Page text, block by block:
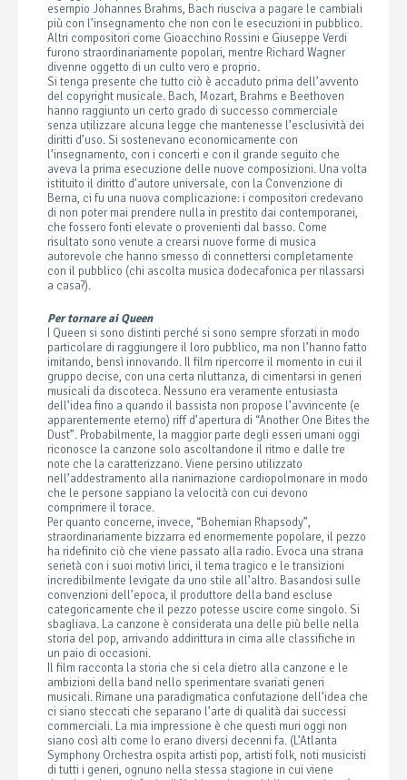
esempio Johannes Brahms, Bach riusciva a pagare le cambiali
più con l’insegnamento che non con le esecuzioni in pubblico.
Altri compositori come Gioacchino Rossini e Giuseppe Verdi
furono straordinariamente popolari, mentre Richard Wagner
divenne oggetto di un culto vero e proprio.
Si tenga presente che tutto ciò è accaduto prima dell’avvento
del copyright musicale. Bach, Mozart, Brahms e Beethoven
hanno raggiunto un certo grado di successo commerciale
senza utilizzare alcuna legge che mantenesse l’esclusività dei
diritti d’uso. Si sostenevano economicamente con
l’insegnamento, con i concerti e con il grande seguito che
aveva la prima esecuzione delle nuove composizioni. Una volta
istituito il diritto d’autore universale, con la Convenzione di
Berna, ci fu una nuova complicazione: i compositori credevano
di non poter mai prendere nulla in prestito dai contemporanei,
che fossero fonti elevate o provenienti dal basso. Come
risultato sono venute a crearsi nuove forme di musica
autorevole che hanno smesso di connettersi completamente
con il pubblico (chi ascolta musica dodecafonica per rilassarsi
a casa?).
Per tornare ai Queen
I Queen si sono distinti perché si sono sempre sforzati in modo
particolare di raggiungere il loro pubblico, ma non l’hanno fatto
imitando, bensì innovando. Il film ripercorre il momento in cui il
gruppo decise, con una certa riluttanza, di cimentarsi in generi
musicali da discoteca. Nessuno era veramente entusiasta
dell’idea fino a quando il bassista non propose l’avvincente (e
apparentemente eterno) riff d’apertura di “Another One Bites the
Dust”. Probabilmente, la maggior parte degli esseri umani oggi
riconosce la canzone solo ascoltandone il ritmo e dalle tre
note che la caratterizzano. Viene persino utilizzato
nell’addestramento alla rianimazione cardiopolmonare in modo
che le persone sappiano la velocità con cui devono
comprimere il torace.
Per quanto concerne, invece, “Bohemian Rhapsody”,
straordinariamente bizzarra ed enormemente popolare, il pezzo
ha ridefinito ciò che viene passato alla radio. Evoca una strana
serietà con i suoi motivi lirici, il tema tragico e le transizioni
incredibilmente levigate da uno stile all’altro. Basandosi sulle
convenzioni dell’epoca, il produttore della band escluse
categoricamente che il pezzo potesse uscire come singolo. Si
sbagliava. La canzone è considerata una delle più belle nella
storia del pop, arrivando addirittura in cima alle classifiche in
un paio di occasioni.
Il film racconta la storia che si cela dietro alla canzone e le
ambizioni della band nello sperimentare svariati generi
musicali. Rimane una paradigmatica confutazione dell’idea che
ci siano steccati che separano l’arte di qualità dai successi
commerciali. La mia impressione è che questi muri oggi non
siano così alti come lo erano diversi decenni fa. (L’Atlanta
Symphony Orchestra ospita artisti pop, artisti folk, noti musicisti
di tutti i generi, ognuno nella stessa stagione in cui viene